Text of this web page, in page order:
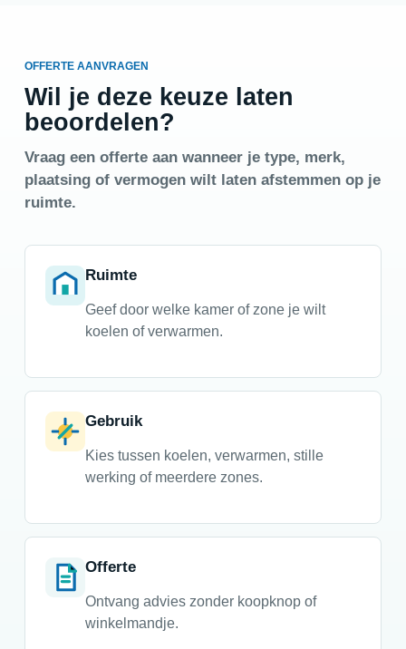
OFFERTE AANVRAGEN
Wil je deze keuze laten
beoordelen?
Vraag een offerte aan wanneer je type, merk,
plaatsing of vermogen wilt laten afstemmen op je
ruimte.
Ruimte
Geef door welke kamer of zone je wilt
koelen of verwarmen.
Gebruik
Kies tussen koelen, verwarmen, stille
werking of meerdere zones.
Offerte
Ontvang advies zonder koopknop of
winkelmandje.